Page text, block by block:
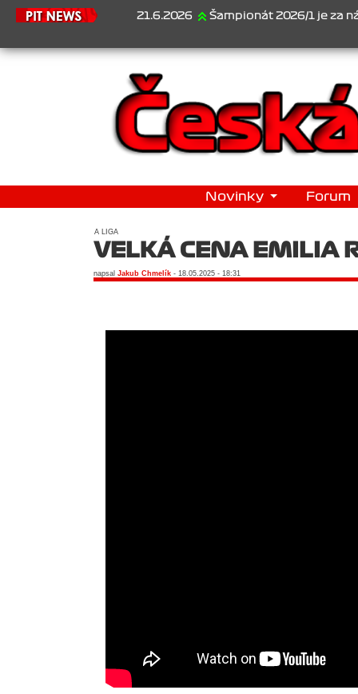
21.6.2026 Šampionát 2026/1 je za námi...1.
Novinky Forum
A LIGA
VELKÁ CENA EMILIA
napsal Jakub Chmelík - 18.05.2025 - 18:31